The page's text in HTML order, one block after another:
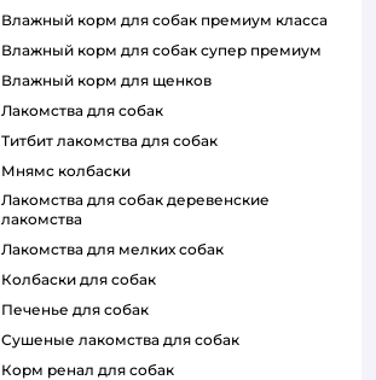
влажный корм для собак премиум класса
влажный корм для собак супер премиум
влажный корм для щенков
лакомства для собак
титбит лакомства для собак
мнямс колбаски
лакомства для собак деревенские
лакомства
лакомства для мелких собак
колбаски для собак
печенье для собак
сушеные лакомства для собак
корм ренал для собак